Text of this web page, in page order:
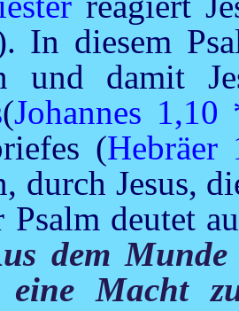
In diesem
und damit
(Johannes 1,10
(Hebräer
durch Jesus,
Psalm deutet
dem
Macht